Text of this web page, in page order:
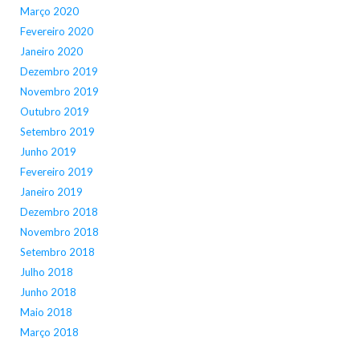
Março 2020
Fevereiro 2020
Janeiro 2020
Dezembro 2019
Novembro 2019
Outubro 2019
Setembro 2019
Junho 2019
Fevereiro 2019
Janeiro 2019
Dezembro 2018
Novembro 2018
Setembro 2018
Julho 2018
Junho 2018
Maio 2018
Março 2018